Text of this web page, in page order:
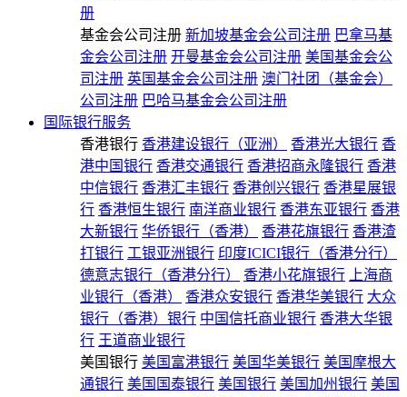
册
基金会公司注册 新加坡基金会公司注册 巴拿马基
金会公司注册 开曼基金会公司注册 美国基金会公
司注册 英国基金会公司注册 澳门社团（基金会）
公司注册 巴哈马基金会公司注册
国际银行服务
香港银行 香港建设银行（亚洲） 香港光大银行 香
港中国银行 香港交通银行 香港招商永隆银行 香港
中信银行 香港汇丰银行 香港创兴银行 香港星展银
行 香港恒生银行 南洋商业银行 香港东亚银行 香港
大新银行 华侨银行（香港） 香港花旗银行 香港渣
打银行 工银亚洲银行 印度ICICI银行（香港分行）
德意志银行（香港分行）
香港小花旗银行
上海商
业银行（香港）
香港众安银行 香港华美银行 大众
银行（香港）银行 中国信托商业银行 香港大华银
行 王道商业银行
美国银行 美国富港银行 美国华美银行 美国摩根大
通银行 美国国泰银行 美国银行 美国加州银行 美国